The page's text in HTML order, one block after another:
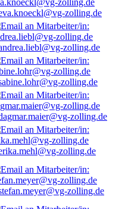
zolling.de
zolling.de
zolling.de
zolling.de
zolling.de
zolling.de